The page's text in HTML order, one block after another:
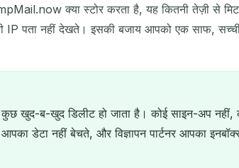
क्या स्टोर करता है, यह कितनी तेज़ी से
IP पता नहीं देखते। इसकी बजाय आपको एक साफ, सच्ची
खुद-ब-खुद डिलीट हो जाता है। कोई साइन-अप नहीं,
डेटा नहीं बेचते, और विज्ञापन पार्टनर आपका